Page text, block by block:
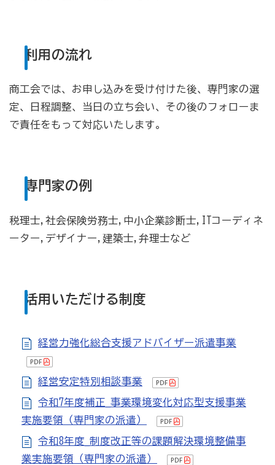
利用の流れ
商工会では、お申し込みを受け付けた後、専門家の選
定、日程調整、当日の立ち会い、その後のフォローま
で責任をもって対応いたします。
専門家の例
税理士,社会保険労務士,中小企業診断士,ITコーディネ
ーター,デザイナー,建築士,弁理士など
活用いただける制度
経営力強化総合支援アドバイザー派遣事業
経営安定特別相談事業
令和7年度補正_事業環境変化対応型支援事業
実施要領（専門家の派遣）
令和8年度_制度改正等の課題解決環境整備事
業実施要領（専門家の派遣）
経理・記帳代行
[商工会員限定]初期費用も月額料金も0円!「グーペ」な
ら、ホームページが無料で作れます。
商工会が扱う検定
全国商工会珠算検定試験
リテールマーケティング（販売士）検定試験
行きます・聞きます・提案します そして伴走します～
商工会の支援事例～
会報「商工かが．のと」
商工会
目的 事業内容 商工会のあゆみ（沿革）
青年部について 女性部について